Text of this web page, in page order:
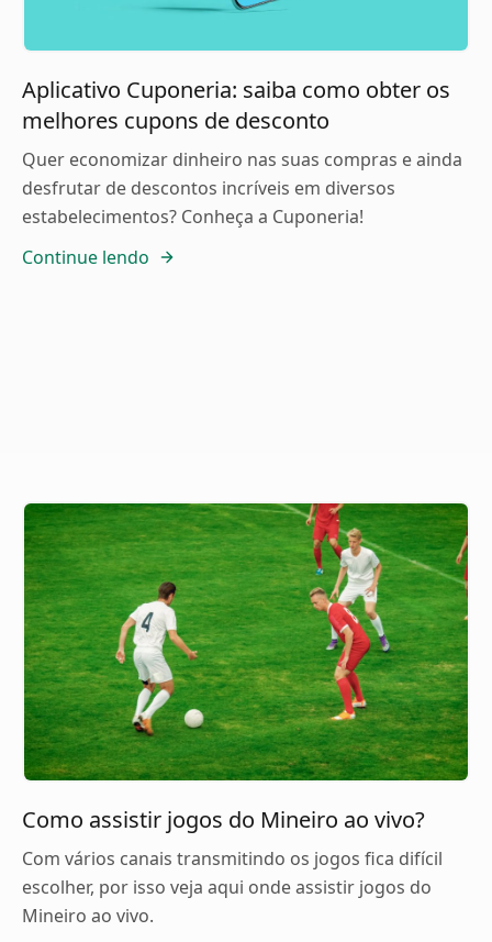
Aplicativo Cuponeria: saiba como obter os
melhores cupons de desconto
Quer economizar dinheiro nas suas compras e ainda
desfrutar de descontos incríveis em diversos
estabelecimentos? Conheça a Cuponeria!
Continue lendo
Como assistir jogos do Mineiro ao vivo?
Com vários canais transmitindo os jogos fica difícil
escolher, por isso veja aqui onde assistir jogos do
Mineiro ao vivo.